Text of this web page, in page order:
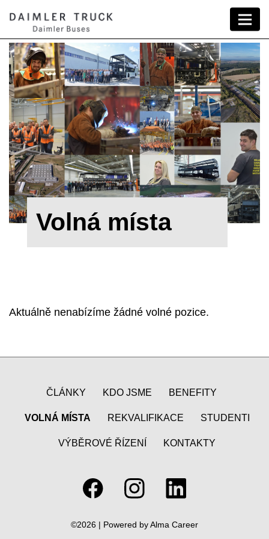
Volná místa
Aktuálně nenabízíme žádné volné pozice.
©2026 | Powered byAlma Career
ČLÁNKY KDO JSME BENEFITY
VOLNÁ MÍSTA REKVALIFIKACE STUDENTI
VÝBĚROVÉ ŘÍZENÍ KONTAKTY